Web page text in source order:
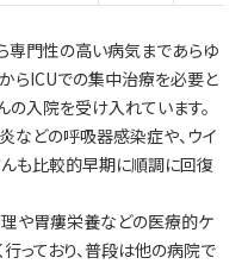
門性の高い病気まであらゆ
らICUでの集中治療を必要と
入院を受け入れています。
などの呼吸器感染症や、ウイ
も比較的早期に順調に回復
や胃瘻栄養などの医療的ケ
っており、普段は他の病院で